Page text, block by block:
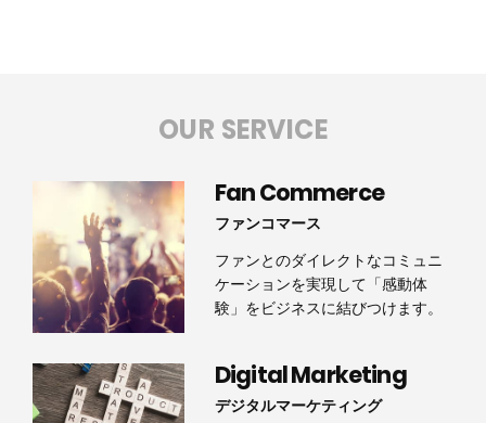
OUR SERVICE
Fan Commerce
ファンコマース
ファンとのダイレクトなコミュニ
ケーションを実現して「感動体
験」をビジネスに結びつけます。
Digital Marketing
デジタルマーケティング